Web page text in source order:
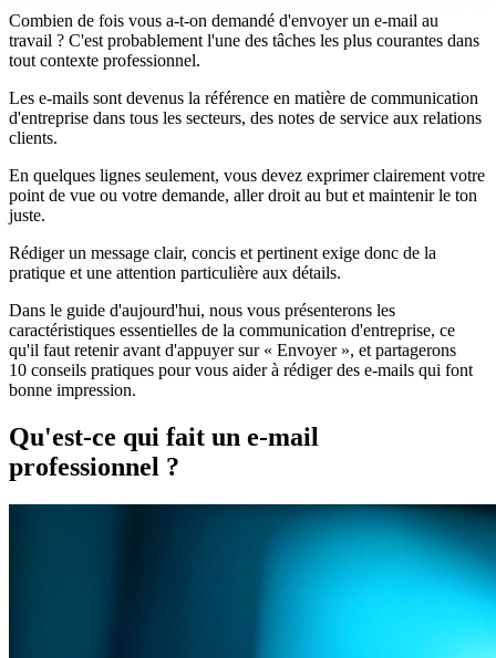
Combien de fois vous a-t-on demandé d'envoyer un e-mail au
travail ? C'est probablement l'une des tâches les plus courantes dans
tout contexte professionnel.
Les e-mails sont devenus la référence en matière de communication
d'entreprise dans tous les secteurs, des notes de service aux relations
clients.
En quelques lignes seulement, vous devez exprimer clairement votre
point de vue ou votre demande, aller droit au but et maintenir le ton
juste.
Rédiger un message clair, concis et pertinent exige donc de la
pratique et une attention particulière aux détails.
Dans le guide d'aujourd'hui, nous vous présenterons les
caractéristiques essentielles de la communication d'entreprise, ce
qu'il faut retenir avant d'appuyer sur « Envoyer », et partagerons
10 conseils pratiques pour vous aider à rédiger des e-mails qui font
bonne impression.
Qu'est-ce qui fait un e-mail
professionnel ?